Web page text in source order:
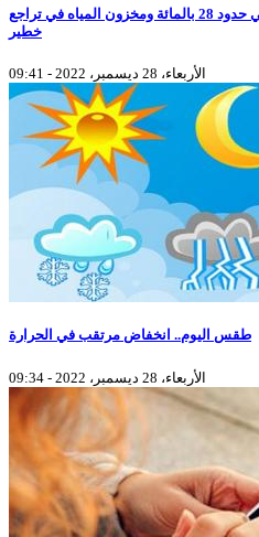
وزارة الفلاحة: نسبة إمتلاء السدود في حدود 28 بالمائة ومخزون المياه في تراجع
خطير
الأربعاء، 28 ديسمبر، 2022 - 09:41
طقس اليوم.. انخفاض مرتقب في الحرارة
الأربعاء، 28 ديسمبر، 2022 - 09:34